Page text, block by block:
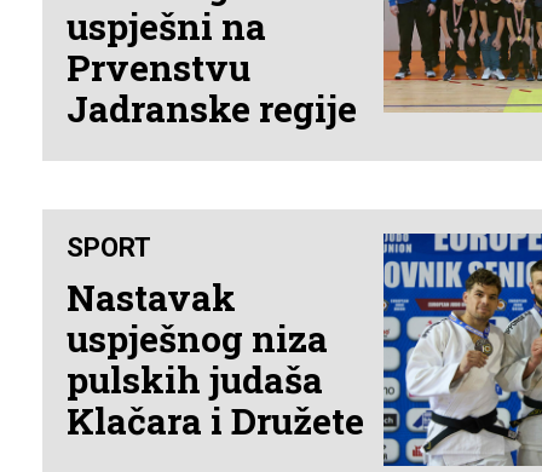
uspješni na
Prvenstvu
Jadranske regije
SPORT
Nastavak
uspješnog niza
pulskih judaša
Klačara i Družete